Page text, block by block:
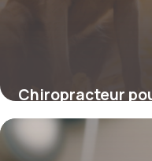
Chiropracteur
cette approche
votre compagnon